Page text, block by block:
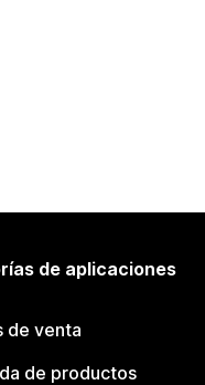
de aplicaciones
de venta
de productos